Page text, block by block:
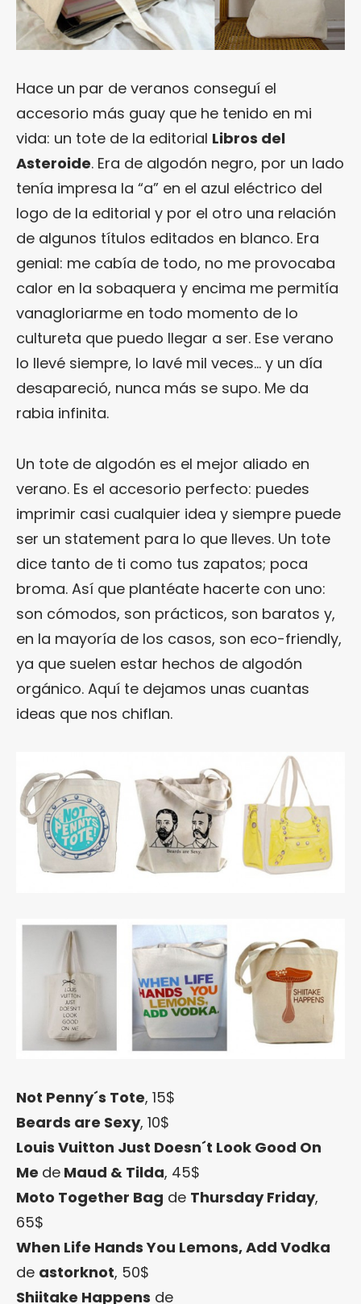
Hace un par de veranos conseguí el
accesorio más guay que he tenido en mi
vida: un tote de la editorial Libros del
Asteroide. Era de algodón negro, por un lado
tenía impresa la “a” en el azul eléctrico del
logo de la editorial y por el otro una relación
de algunos títulos editados en blanco. Era
genial: me cabía de todo, no me provocaba
calor en la sobaquera y encima me permitía
vanagloriarme en todo momento de lo
cultureta que puedo llegar a ser. Ese verano
lo llevé siempre, lo lavé mil veces… y un día
desapareció, nunca más se supo. Me da
rabia infinita.
Un tote de algodón es el mejor aliado en
verano. Es el accesorio perfecto: puedes
imprimir casi cualquier idea y siempre puede
ser un statement para lo que lleves. Un tote
dice tanto de ti como tus zapatos; poca
broma. Así que plantéate hacerte con uno:
son cómodos, son prácticos, son baratos y,
en la mayoría de los casos, son eco-friendly,
ya que suelen estar hechos de algodón
orgánico. Aquí te dejamos unas cuantas
ideas que nos chiflan.
Not Penny´s Tote, 15$
Beards are Sexy, 10$
Louis Vuitton Just Doesn´t Look Good On
Me de Maud & Tilda, 45$
Moto Together Bag de Thursday Friday,
65$
When Life Hands You Lemons, Add Vodka
de astorknot, 50$
Shiitake Happens de